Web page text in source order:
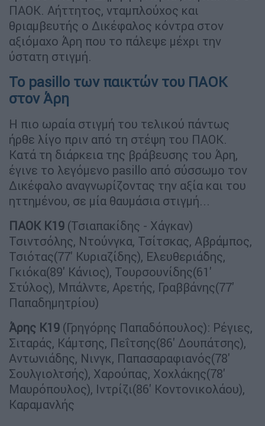
ΠΑΟΚ. Αήττητος, νταμπλούχος και
θριαμβευτής ο Δικέφαλος κόντρα στον
αξιόμαχο Άρη που το πάλεψε μέχρι την
ύστατη στιγμή.
Το pasillo των παικτών του ΠΑΟΚ
στον Άρη
Η πιο ωραία στιγμή του τελικού πάντως
ήρθε λίγο πριν από τη στέψη του ΠΑΟΚ.
Κατά τη διάρκεια της βράβευσης του Άρη,
έγινε το λεγόμενο pasillo από σύσσωμο τον
Δικέφαλο αναγνωρίζοντας την αξία και του
ηττημένου, σε μία θαυμάσια στιγμή...
ΠΑΟΚ Κ19 (Τσιαπακίδης - Χάγκαν)
Τσιντσόλης, Ντούνγκα, Τσίτσκας, Αβράμπος,
Τσιότας(77' Κυριαζίδης), Ελευθεριάδης,
Γκιόκα(89' Κάνιος), Τουρσουνίδης(61'
Στύλος), Μπάλντε, Αρετής, Γραββάνης(77'
Παπαδημητρίου)
Άρης Κ19 (Γρηγόρης Παπαδόπουλος): Ρέγιες,
Σιταράς, Κάμτσης, Πεΐτσης(86' Δουπάτσης),
Αντωνιάδης, Νινγκ, Παπασαραφιανός(78'
Σουλγιολτσής), Χαρούπας, Χοχλάκης(78'
Μαυρόπουλος), Ιντρίζι(86' Κοντονικολάου),
Καραμανλής